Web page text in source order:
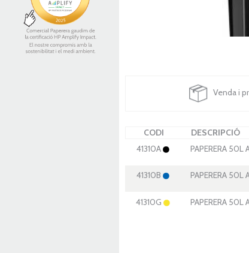
Venda i
CODI DESCRIPCIÓ
41310A
PAPERERA 50L
41310B PAPERERA 50L
41310G PAPERERA 50L